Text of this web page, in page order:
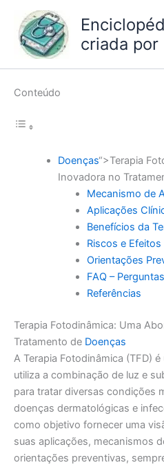
conteúdo
criada por
Conteúdo
Doenças“>Terapia
Inovadora no
Mecanismo de
Aplicações
Benefícios da
Riscos e
Orientações
FAQ –
Referências
Terapia Fotodinâmica: Uma
Tratamento de Doenças
A Terapia Fotodinâmica (TFD)
utiliza a combinação de luz e
para tratar diversas condições
doenças dermatológicas e
como objetivo fornecer uma
suas aplicações, mecanismos
orientações preventivas,